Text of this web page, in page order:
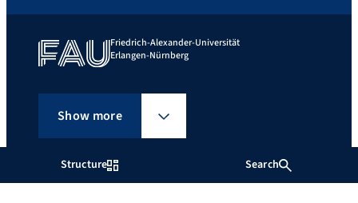
Structure Search
Friedrich-Alexander-Universität
Erlangen-Nürnberg
Show more